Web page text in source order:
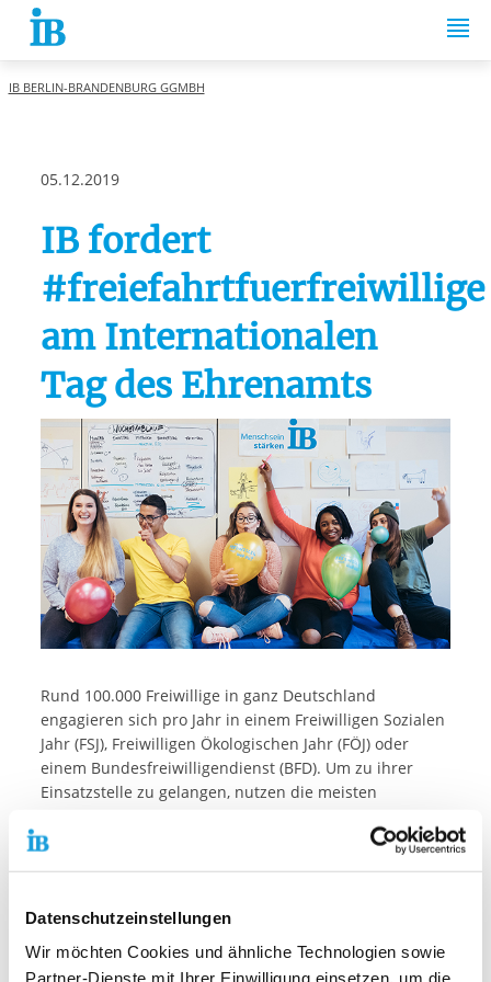
Datenschutzeinstellungen
Wir möchten Cookies und ähnliche Technologien sowie
Partner-Dienste mit Ihrer Einwilligung einsetzen, um die
Springe zum Inhalt
IB BERLIN-BRANDENBURG GGMBH
05.12.2019
IB fordert
#freiefahrtfuerfreiwillige
am Internationalen
Tag des Ehrenamts
Rund 100.000 Freiwillige in ganz Deutschland
engagieren sich pro Jahr in einem Freiwilligen Sozialen
Jahr (FSJ), Freiwilligen Ökologischen Jahr (FÖJ) oder
einem Bundesfreiwilligendienst (BFD). Um zu ihrer
Einsatzstelle zu gelangen, nutzen die meisten
und Bahn. Für ihren Einsatz bekommen sie maximal
unsere Gesellschaft einsetzen zu können, sind die
gar kostenlose ÖPNV-Tickets angewiesen.